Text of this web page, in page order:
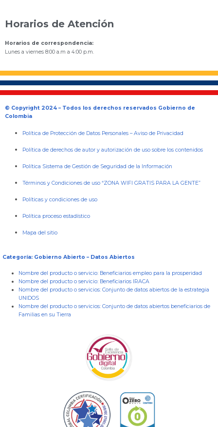
Horarios de Atención
Horarios de correspondencia:
Lunes a viernes 8:00 a.m a 4:00 p.m.
© Copyright 2024 – Todos los derechos reservados Gobierno de
Colombia
Política de Protección de Datos Personales –Aviso de Privacidad
Política de derechos de autor y autorización de uso sobre los contenidos
Política Sistema de Gestión de Seguridad de la Información
Términos y Condiciones de uso “ZONA WIFI GRATIS PARA LA GENTE”
Políticas y condiciones de uso
Política proceso estadístico
Mapa del sitio
Categoría: Gobierno Abierto – Datos Abiertos
Nombre del producto o servicio: Beneficiarios empleo para la prosperidad
Nombre del producto o servicio: Beneficiarios IRACA
Nombre del producto o servicios: Conjunto de datos abiertos de la estrategia
UNIDOS
Nombre del producto o servicios: Conjunto de datos abiertos beneficiarios de
Familias en su Tierra